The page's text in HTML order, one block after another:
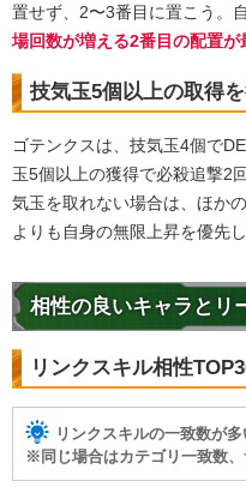
置せず、2〜3番目に置こう。
場回数が増える2番目の配置
技気玉5個以上の取得
ゴテンクスは、技気玉4個で
玉5個以上の獲得で必殺追撃2
気玉を取れない場合は、ほか
よりも自身の無限上昇を優先
相性の良いキャラとリ
リンクスキル相性
リンクスキルの一致数が多
※同じ場合はカテゴリ一致数